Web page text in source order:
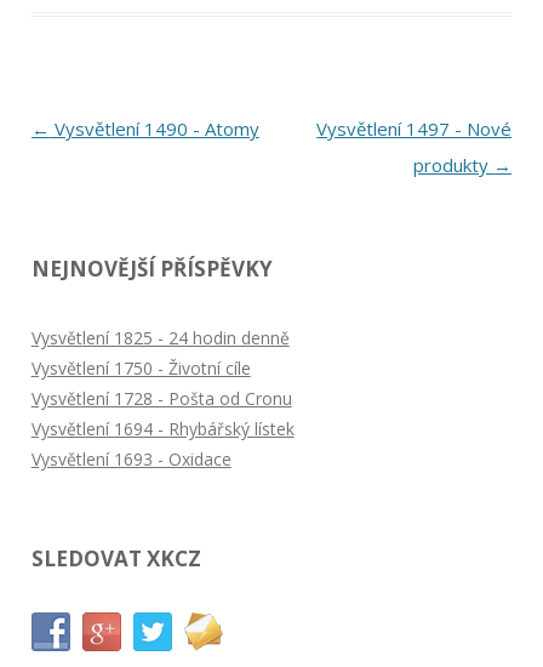
Navigace
← Vysvětlení 1490 - Atomy
Vysvětlení 1497 - Nové
produkty →
NEJNOVĚJŠÍ PŘÍSPĚVKY
Vysvětlení 1825 - 24 hodin denně
Vysvětlení 1750 - Životní cíle
Vysvětlení 1728 - Pošta od Cronu
Vysvětlení 1694 - Rhybářský lístek
Vysvětlení 1693 - Oxidace
SLEDOVAT XKCZ